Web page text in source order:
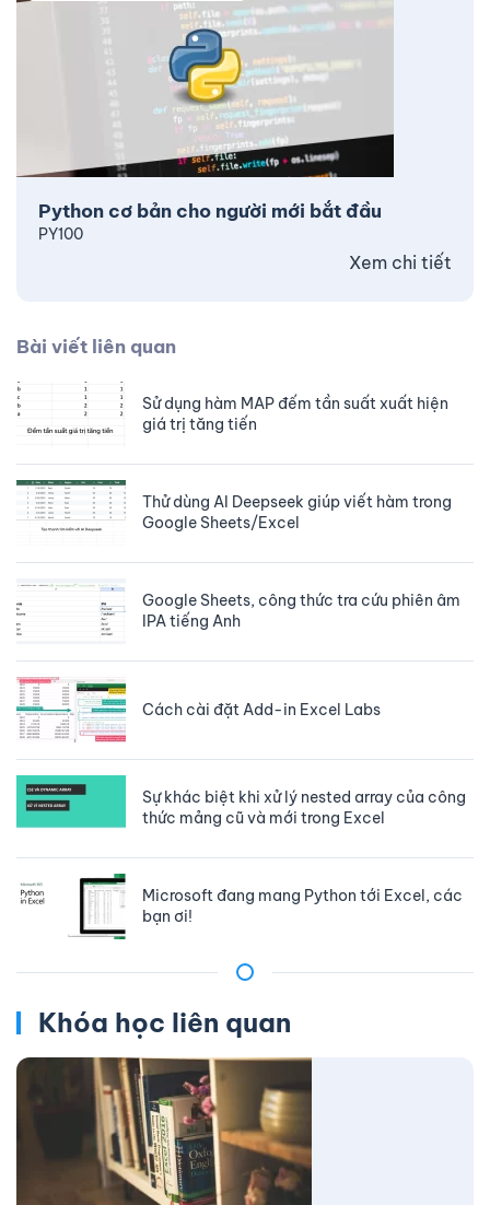
Python cơ bản cho người mới bắt đầu
PY100
Xem chi tiết
Bài viết liên quan
Sử dụng hàm MAP đếm tần suất xuất hiện
giá trị tăng tiến
Thử dùng AI Deepseek giúp viết hàm trong
Google Sheets/Excel
Google Sheets, công thức tra cứu phiên âm
IPA tiếng Anh
Cách cài đặt Add-in Excel Labs
Sự khác biệt khi xử lý nested array của công
thức mảng cũ và mới trong Excel
Microsoft đang mang Python tới Excel, các
bạn ơi!
Khóa học liên quan